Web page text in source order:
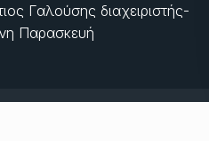
Γαλούσης διαχειριστής-
Παρασκευή